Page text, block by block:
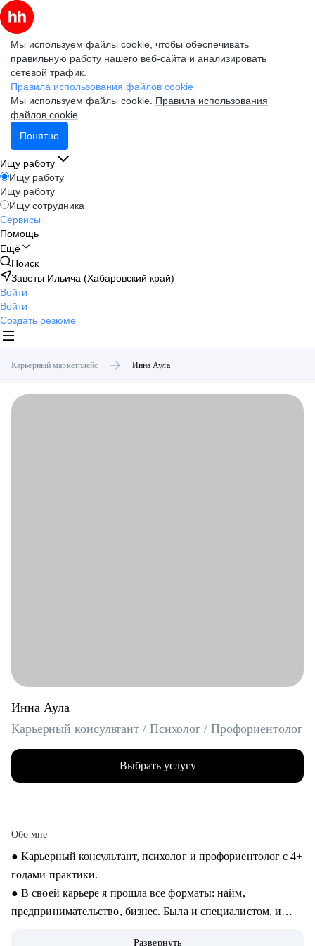
Мы используем файлы cookie, чтобы обеспечивать
правильную работу нашего веб-сайта и анализировать
сетевой трафик.
Правила использования файлов cookie
Мы используем файлы cookie. Правила использования
файлов cookie
Понятно
Ищу работу
Ищу работу
Ищу работу
Ищу сотрудника
Сервисы
Помощь
Ещё
Поиск
Заветы Ильича (Хабаровский край)
Войти
Войти
Создать резюме
Карьерный маркетплейс Инна Аула
Инна Аула
Карьерный консультант / Психолог / Профориентолог
Выбрать услугу
Обо мне
● Карьерный консультант, психолог и профориентолог с 4+
годами практики.
● В своей карьере я прошла все форматы: найм,
предпринимательство, бизнес. Была и специалистом, и
Развернуть